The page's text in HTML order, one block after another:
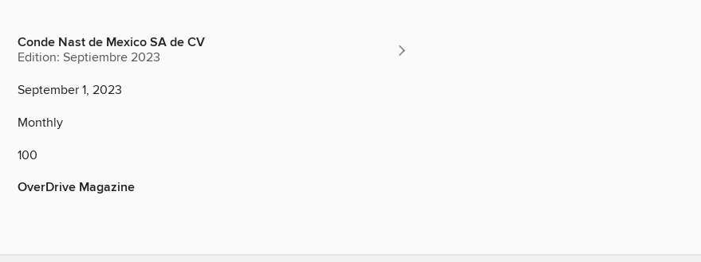
Conde Nast de Mexico SA de CV
Edition: Septiembre 2023
September 1, 2023
Monthly
100
OverDrive Magazine